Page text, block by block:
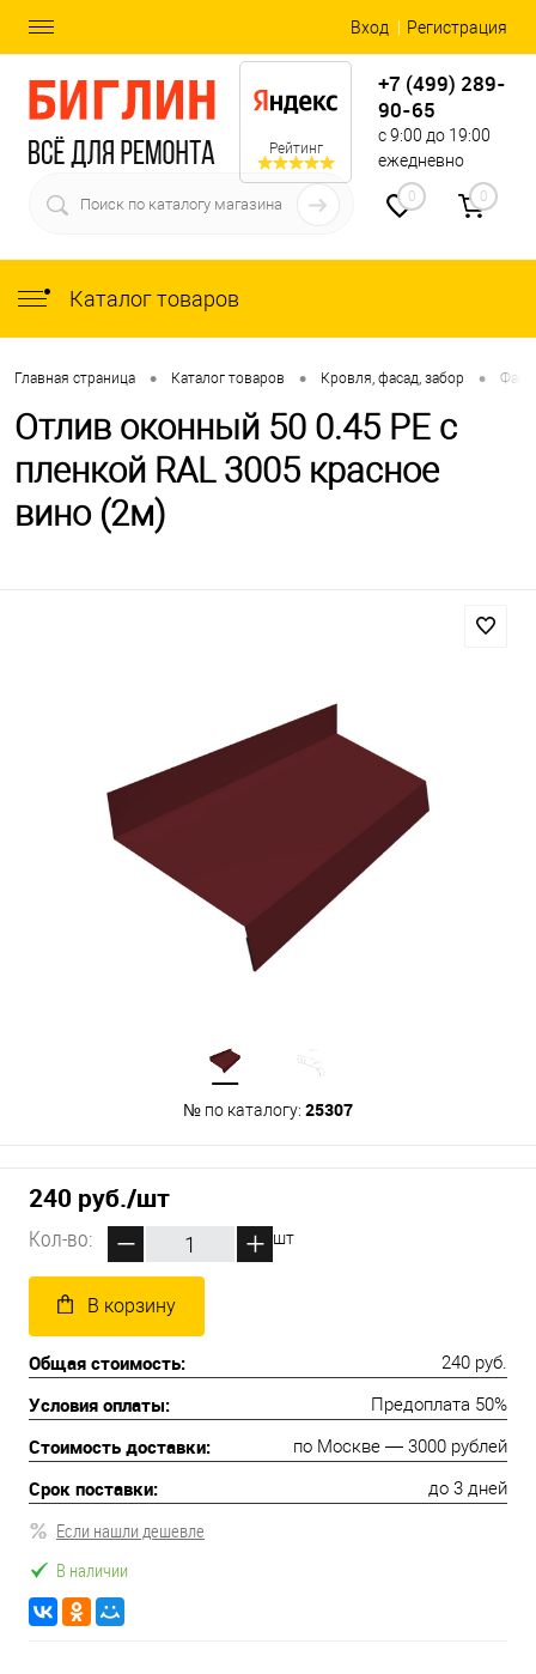
Вход Регистрация
Рейтинг
+7 (499) 289-
90-65
с 9:00 до 19:00
ежедневно
0 0
Каталог товаров
Главная страница • Каталог товаров • Кровля, фасад, забор •
Отлив оконный 50 0.45 PE с
пленкой RAL 3005 красное
вино (2м)
№ по каталогу: 25307
240 руб./шт
Кол-во: шт
В корзину
Общая стоимость: 240 руб.
Условия оплаты: Предоплата 50%
Стоимость доставки: по Москве — 3000 рублей
Срок поставки: до 3 дней
Если нашли дешевле
В наличии